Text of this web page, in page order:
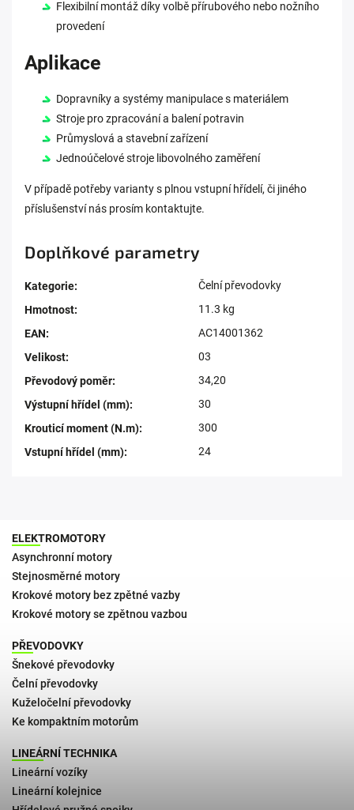
Flexibilní montáž díky volbě přírubového nebo nožního
provedení
Aplikace
Dopravníky a systémy manipulace s materiálem
Stroje pro zpracování a balení potravin
Průmyslová a stavební zařízení
Jednoúčelové stroje libovolného zaměření
V případě potřeby varianty s plnou vstupní hřídelí, či jiného
příslušenství nás prosím kontaktujte.
Doplňkové parametry
Kategorie:
Čelní převodovky
Hmotnost:
11.3 kg
EAN:
AC14001362
Velikost:
03
Převodový poměr:
34,20
Výstupní hřídel (mm):
30
Krouticí moment (N.m):
300
Vstupní hřídel (mm): 24
ELEKTROMOTORY
Asynchronní motory
Stejnosměrné motory
Krokové motory bez zpětné vazby
Krokové motory se zpětnou vazbou
PŘEVODOVKY
Šnekové převodovky
Čelní převodovky
Kuželočelní převodovky
Ke kompaktním motorům
LINEÁRNÍ TECHNIKA
Lineární vozíky
Lineární kolejnice